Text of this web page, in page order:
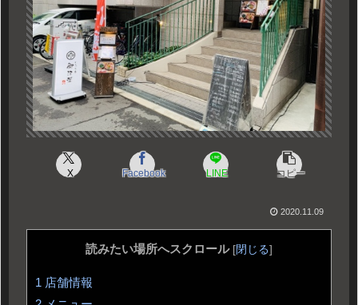
X Facebook LINE コピー
2020.11.09
読みたい場所へスクロール [閉じる]
1 店舗情報